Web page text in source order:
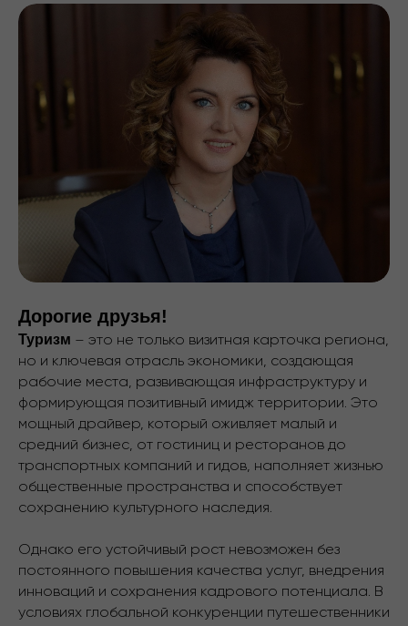
Дорогие друзья!
Туризм – это не только визитная карточка региона,
но и ключевая отрасль экономики, создающая
рабочие места, развивающая инфраструктуру и
формирующая позитивный имидж территории. Это
мощный драйвер, который оживляет малый и
средний бизнес, от гостиниц и ресторанов до
транспортных компаний и гидов, наполняет жизнью
общественные пространства и способствует
сохранению культурного наследия.
Однако его устойчивый рост невозможен без
постоянного повышения качества услуг, внедрения
инноваций и сохранения кадрового потенциала. В
условиях глобальной конкуренции путешественники